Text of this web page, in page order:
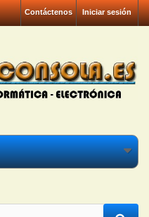
Iniciar sesión
Contáctenos